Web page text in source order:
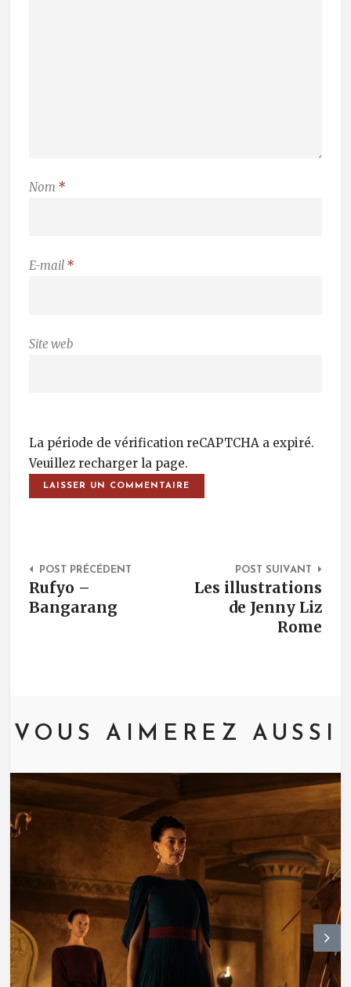
Nom *
E-mail *
Site web
La période de vérification reCAPTCHA a expiré.
Veuillez recharger la page.
Post Navigation
POST PRÉCÉDENT
Rufyo –
Bangarang
POST SUIVANT
Les illustrations
de Jenny Liz
Rome
VOUS AIMEREZ AUSSI
N